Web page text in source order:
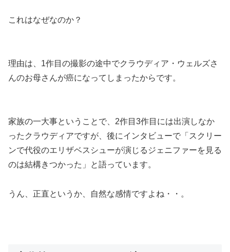
これはなぜなのか？
理由は、 1作目の撮影の途中でクラウディア・ウェルズさ
んのお母さんが癌になってしまったからです。
家族の一大事ということで、2作目3作目には出演しなか
ったクラウディアですが、後にインタビューで 「スクリー
ンで代役のエリザベスシューが演じるジェニファーを見る
のは結構きつかった」
と語っています。
うん、正直というか、自然な感情ですよね・・。